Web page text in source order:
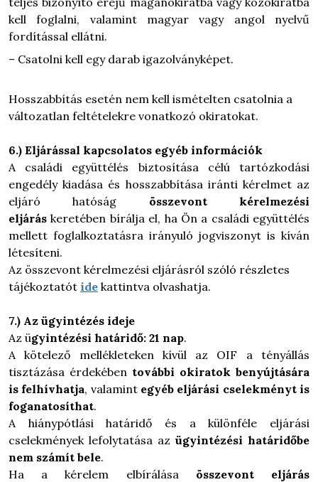
kell foglalni, valamint magyar vagy angol nyelvű
fordítással ellátni.
– Csatolni kell egy darab igazolványképet.
Hosszabbítás esetén nem kell ismételten csatolnia a
változatlan feltételekre vonatkozó okiratokat.
6.) Eljárással kapcsolatos egyéb információk
A családi együttélés biztosítása célú tartózkodási
engedély kiadása és hosszabbítása iránti kérelmet az
eljáró hatóság összevont kérelmezési
eljárás keretében bírálja el, ha Ön a családi együttélés
mellett foglalkoztatásra irányuló jogviszonyt is kíván
létesíteni.
Az összevont kérelmezési eljárásról szóló részletes
tájékoztatót ide kattintva olvashatja.
7.) Az ügyintézés ideje
Az ügyintézési határidő: 21 nap.
A kötelező mellékleteken kívül az OIF a tényállás
tisztázása érdekében további okiratok benyújtására
is felhívhatja, valamint egyéb eljárási cselekményt is
foganatosíthat.
A hiánypótlási határidő és a különféle eljárási
cselekmények lefolytatása azügyintézési határidőbe
nem számít bele.
Ha a kérelem elbírálása összevont eljárás